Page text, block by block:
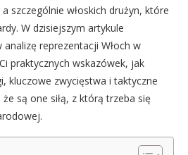
szczególnie włoskich drużyn, które
W dzisiejszym artykule
analizę reprezentacji Włoch w
praktycznych wskazówek, jak
kluczowe zwycięstwa i taktyczne
są one siłą, z którą trzeba się